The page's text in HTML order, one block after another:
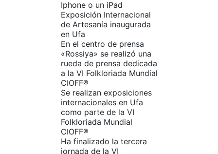
Iphone o un iPad
Exposición Internacional
de Artesanía inaugurada
en Ufa
En el centro de prensa
«Rossiya» se realizó una
rueda de prensa dedicada
a la VI Folkloriada Mundial
CIOFF®️
Se realizan exposiciones
internacionales en Ufa
como parte de la VI
Folkloriada Mundial
CIOFF®️
Ha finalizado la tercera
jornada de la VI